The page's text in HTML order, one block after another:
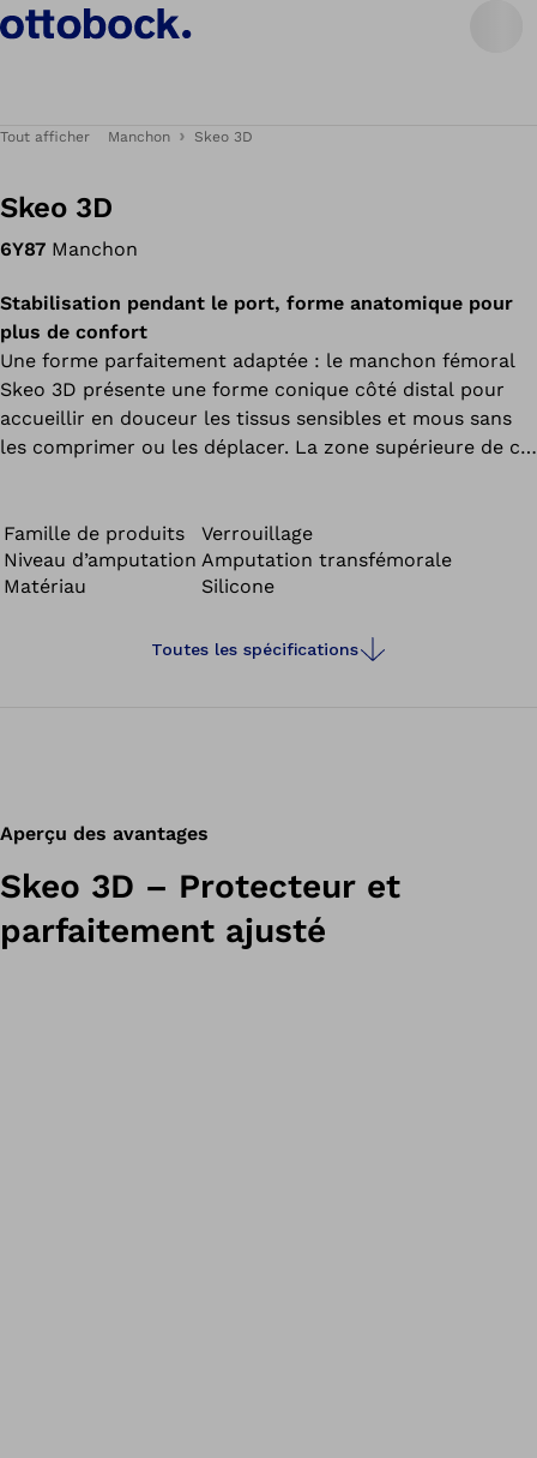
Tout afficher Manchon Skeo 3D
Skeo 3D
6Y87 Manchon
Stabilisation pendant le port, forme anatomique pour
plus de confort
Une forme parfaitement adaptée : le manchon fémoral
Skeo 3D présente une forme conique côté distal pour
accueillir en douceur les tissus sensibles et mous sans
les comprimer ou les déplacer. La zone supérieure de ce
longitudinale du manchon. Tous les manchons de la
gamme Skeo sont résistants, faciles à nettoyer, offrent
une bonne adhérence et un effet stabilisateur. Ils sont
quantité de tissus mous.
Famille de produits
Verrouillage
Niveau d’amputation Amputation transfémorale
Matériau
Silicone
Toutes les spécifications
Aperçu des avantages
Skeo 3D – Protecteur et
parfaitement ajusté